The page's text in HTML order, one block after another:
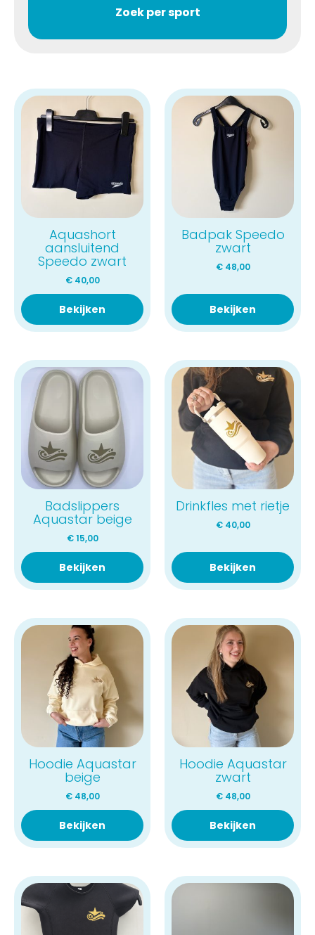
Zoek per sport
Aquashort
aansluitend
Speedo zwart
€40,00
Bekijken
Badpak Speedo
zwart
€48,00
Bekijken
Badslippers
Aquastar beige
€15,00
Bekijken
Drinkfles met rietje
€40,00
Bekijken
Hoodie Aquastar
beige
€48,00
Bekijken
Hoodie Aquastar
zwart
€48,00
Bekijken